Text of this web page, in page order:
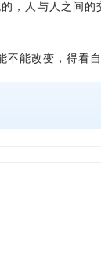
，人与人之间
能改变，得看